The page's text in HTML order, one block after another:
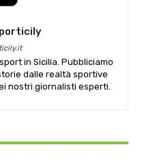
in Sicilia. Pubbliciamo
dalle realtà sportive
nostri giornalisti esperti.